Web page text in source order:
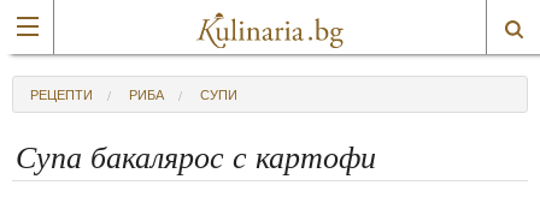
РЕЦЕПТИ РИБА СУПИ
Супа бакалярос с картофи